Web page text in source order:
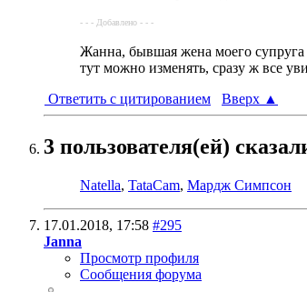
- - - Добавлено - - -
Жанна, бывшая жена моего супруга
тут можно изменять, сразу ж все
Ответить с цитированием
Вверх ▲
3 пользователя(ей)
Natella, TataCam, Мардж Симпсон
17.01.2018, 17:58 #295
Janna
Просмотр профиля
Сообщения форума